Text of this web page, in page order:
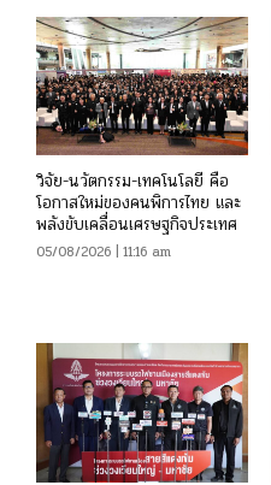
วิจัย-นวัตกรรม-เทคโนโลยี คือ
โอกาสใหม่ของคนพิการไทย และ
พลังขับเคลื่อนเศรษฐกิจประเทศ
05/08/2026 | 11:16 am